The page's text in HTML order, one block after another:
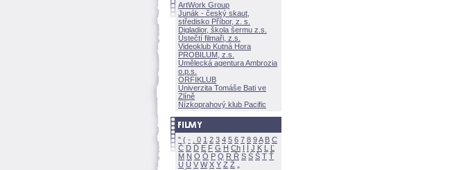
ArtWork Group
Junák - český skaut,
středisko Příbor, z. s.
Digladior, škola šermu z.s.
Ústečtí filmaři, z.s.
Videoklub Kutná Hora
PROBILUM, z.s.
Umělecká agentura Ambrozia
o.p.s.
ORFIKLUB
Univerzita Tomáše Bati ve
Zlíně
Nízkoprahový klub Pacific
" ( - 0 1 2 3 4 5 6 7 8 9A B C
Č D Ď E F G H Ch I Í J K L
Ľ
M N O Ó P Q R Ř S Ś T Ť
U Ú V W X Y Z